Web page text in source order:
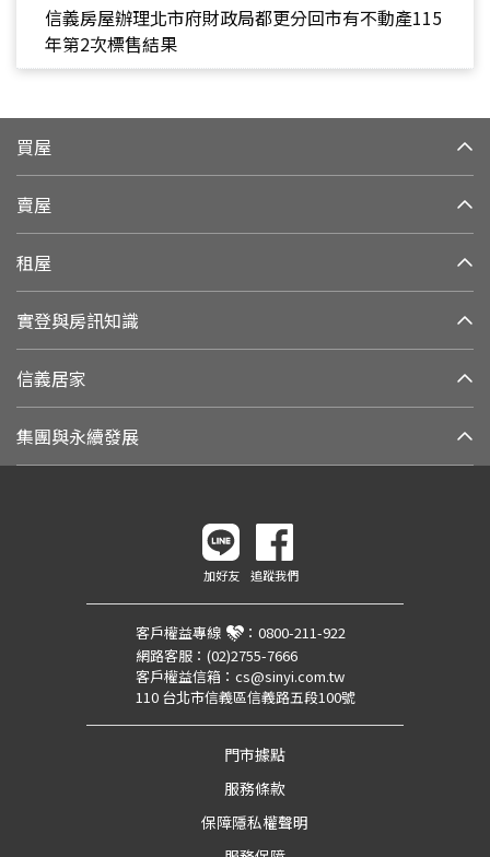
信義房屋辦理北市府財政局都更分回市有不動產115
年第2次標售結果
買屋
賣屋
租屋
實登與房訊知識
信義居家
集團與永續發展
加好友 追蹤我們
客戶權益專線 ： 0800-211-922
網路客服： (02)2755-7666
客戶權益信箱： cs@sinyi.com.tw
110 台北市信義區信義路五段100號
門市據點
服務條款
保障隱私權聲明